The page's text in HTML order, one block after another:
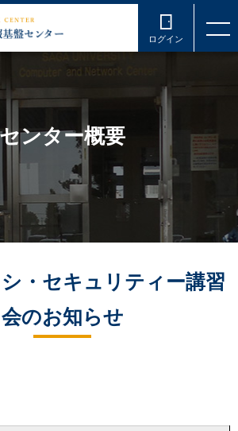
ログイン
センター概要
・セキュリティー講習
会のお知らせ